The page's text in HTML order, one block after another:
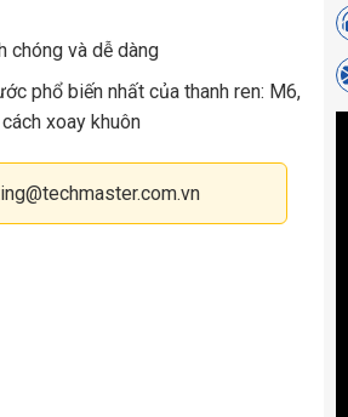
chóng và dễ dàng
phổ biến nhất của thanh ren: M6,
xoay khuôn